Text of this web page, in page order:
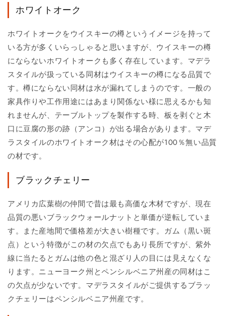
ホワイトオーク
ホワイトオークをウイスキーの樽というイメージを持って
いる方が多くいらっしゃると思いますが、ウイスキーの樽
にならないホワイトオークも多く存在しています。マデラ
スタイルが扱っている同材はウイスキーの樽になる品質で
す。樽にならない同材は水が漏れてしまうのです。一般の
家具作りや工作用途にはあまり関係ない様に思えるかも知
れませんが、テーブルトップを製作する時、板を剥ぐと木
口に豆腐の形の跡（アンコ）が出る場合があります。マデ
ラスタイルのホワイトオーク材はその心配が100％無い品質
の材です。
ブラックチェリー
アメリカ広葉樹の仲間で昔は最も高価な木材ですが、現在
品質の悪いブラックウォールナットと単価が逆転していま
す。また産地間で価格差が大きい樹種です。ガム（黒い斑
点）という特徴がこの材の欠点でもあり長所ですが、紫外
線に当たるとガムは他の色と混ざり人の目には見えなくな
ります。ニューヨーク州とペンシルベニア州産の同材はこ
の欠点が少ないです。マデラスタイルがご提供するブラッ
クチェリーはペンシルベニア州産です。